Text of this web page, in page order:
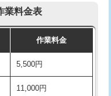
16,500円
現場見積
11,000円+材料費
13,200円
16,500円
16,500円
業料金表
作業料金
5,500円
11,000円